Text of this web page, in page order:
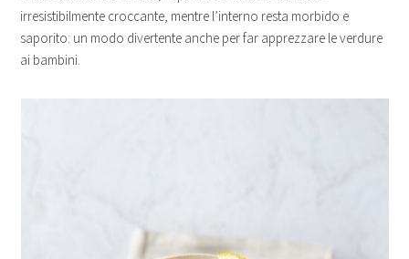
irresistibilmente croccante, mentre l’interno resta morbido e
saporito: un modo divertente anche per far apprezzare le verdure
ai bambini.